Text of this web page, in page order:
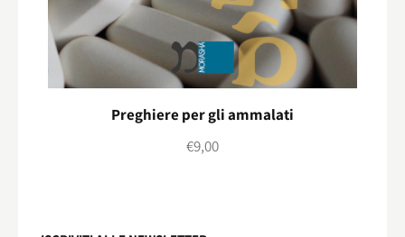
Preghiere per gli ammalati
€9,00